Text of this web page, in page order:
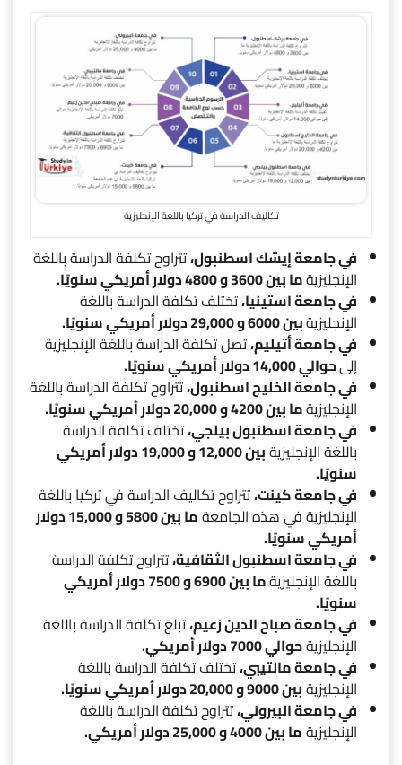
تكاليف الدراسة في تركيا باللغة الإنجليزية
في جامعة إيشك اسطنبول،تتراوح تكلفة الدراسة باللغة
الإنجليزيةما بين 3600 و 4800 دولار أمريكي سنويًا.
في جامعة استينيا،تختلف تكلفة الدراسة باللغة
الإنجليزيةبين 6000 و 29,000 دولار أمريكي سنويًا.
في جامعة أتيليم،تصل تكلفة الدراسة باللغة الإنجليزية
إلىحوالي 14,000 دولار أمريكي سنويًا.
في جامعة الخليج اسطنبول،تتراوح تكلفة الدراسة باللغة
الإنجليزيةما بين 4200 و 20,000 دولار أمريكي سنويًا.
في جامعة اسطنبول بيلجي،تختلف تكلفة الدراسة
باللغة الإنجليزية
بين 12,000 و 19,000 دولار أمريكي
سنويًا.
في جامعة كينت،تتراوح تكاليف الدراسة في تركيا باللغة
الإنجليزية في هذه الجامعة
ما بين 5800 و 15,000 دولار
أمريكي سنويًا.
في جامعة اسطنبول الثقافية،تتراوح تكلفة الدراسة
باللغة الإنجليزية
ما بين 6900 و 7500 دولار أمريكي
سنويًا.
في جامعة صباح الدين زعيم،تبلغ تكلفة الدراسة باللغة
الإنجليزيةحوالي 7000 دولار أمريكي.
في جامعة مالتيبي،تختلف تكلفة الدراسة باللغة
الإنجليزيةبين 9000 و 20,000 دولار أمريكي سنويًا.
في جامعة البيروني،تتراوح تكلفة الدراسة باللغة
الإنجليزيةما بين 4000 و 25,000 دولار أمريكي.